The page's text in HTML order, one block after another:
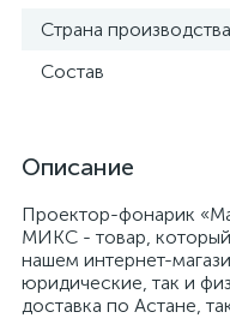
Страна производства
Состав
Описание
Проектор-фонарик
МИКС - товар,
нашем интернет-
юридические, так и
доставка по Астане,